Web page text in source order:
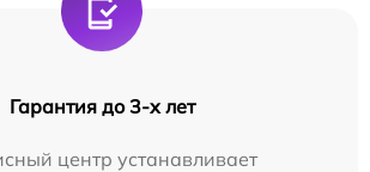
Гарантия до 3-х лет
центр устанавливает